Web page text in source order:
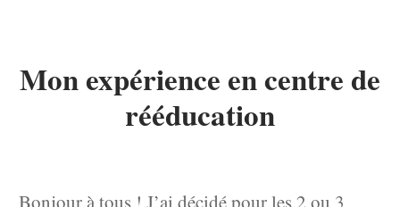
Mon expérience en centre de
rééducation
Bonjour à tous ! J’ai décidé pour les 2 ou 3